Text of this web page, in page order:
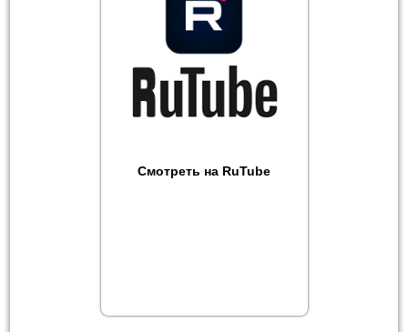
Смотреть на RuTube